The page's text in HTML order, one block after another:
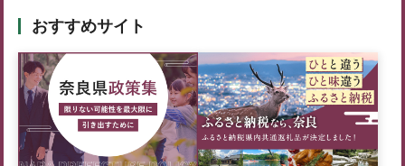
おすすめサイト